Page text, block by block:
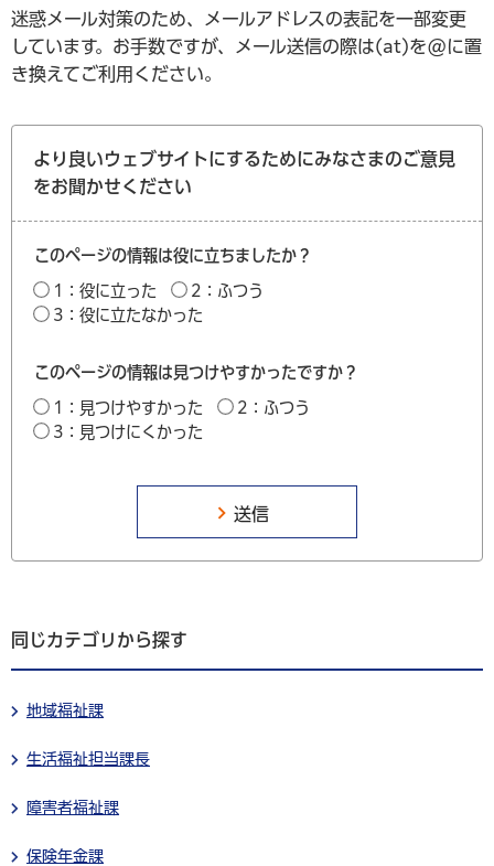
迷惑メール対策のため、メールアドレスの表記を一部変更
しています。お手数ですが、メール送信の際は(at)を@に置
き換えてご利用ください。
より良いウェブサイトにするためにみなさまのご意見
をお聞かせください
このページの情報は役に立ちましたか？
1：役に立った
2：ふつう
3：役に立たなかった
このページの情報は見つけやすかったですか？
1：見つけやすかった
2：ふつう
3：見つけにくかった
同じカテゴリから探す
地域福祉課
生活福祉担当課長
障害者福祉課
保険年金課